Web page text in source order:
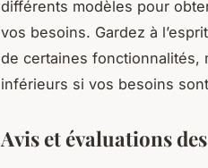
différents modèles pour
vos besoins. Gardez à
de certaines fonctionnalités,
inférieurs si vos besoins
Avis et évaluations